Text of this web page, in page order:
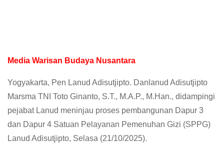
Media Warisan Budaya Nusantara
Yogyakarta, Pen Lanud Adisutjipto. Danlanud Adisutjipto
Marsma TNI Toto Ginanto, S.T., M.A.P., M.Han., didampingi
pejabat Lanud meninjau proses pembangunan Dapur 3
dan Dapur 4 Satuan Pelayanan Pemenuhan Gizi (SPPG)
Lanud Adisutjipto, Selasa (21/10/2025).